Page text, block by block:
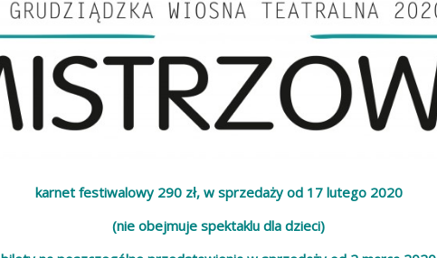
karnet festiwalowy 290 zł, w sprzedaży od 17 lutego 2020
(nie obejmuje spektaklu dla dzieci)